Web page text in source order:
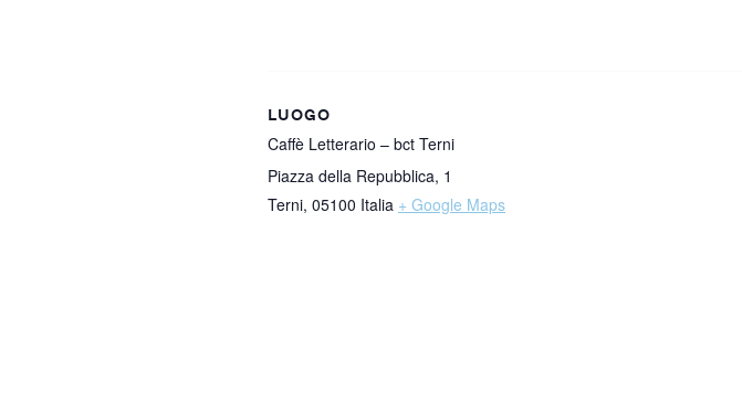
LUOGO
Caffè Letterario – bct Terni
Piazza della Repubblica, 1
Terni, 05100 Italia + Google Maps